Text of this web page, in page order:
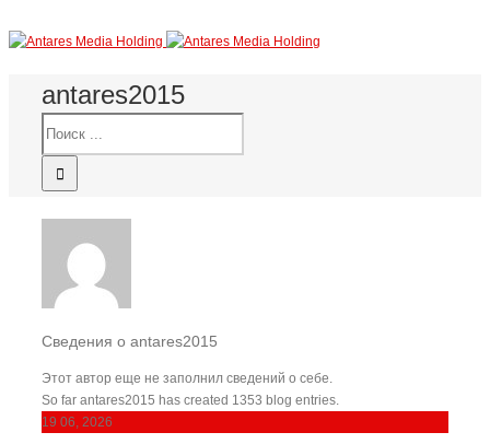
antares2015
Сведения о antares2015
Этот автор еще не заполнил сведений о себе.
So far antares2015 has created 1353 blog entries.
19 06, 2026